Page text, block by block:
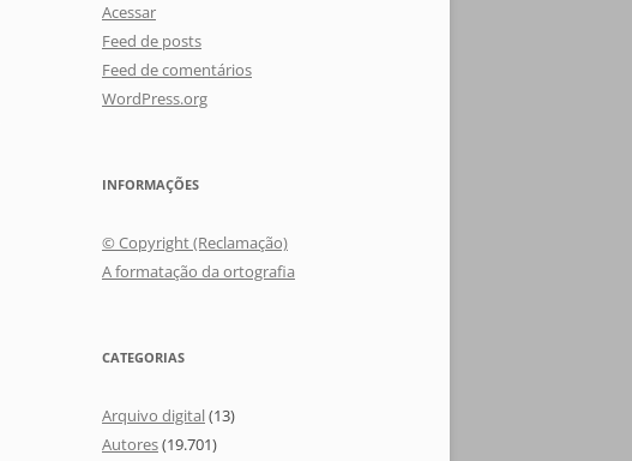
Acessar
Feed de posts
Feed de comentários
WordPress.org
INFORMAÇÕES
© Copyright (Reclamação)
A formatação da ortografia
CATEGORIAS
Arquivo digital(13)
Autores(19.701)